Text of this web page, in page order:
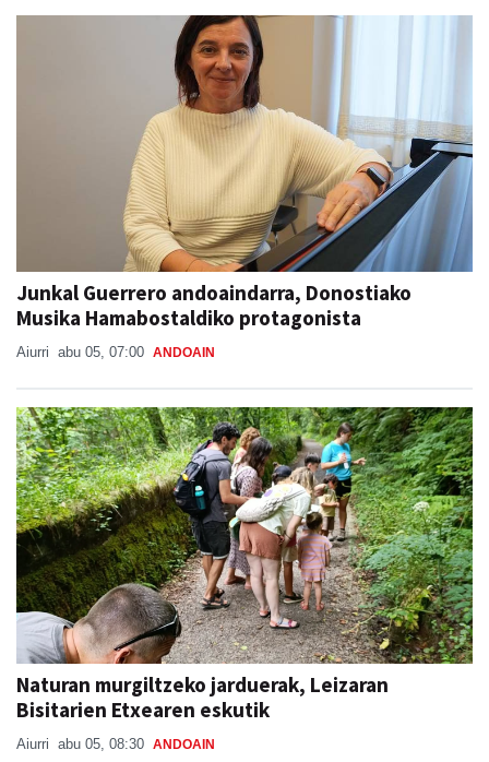
Junkal Guerrero andoaindarra, Donostiako
Musika Hamabostaldiko protagonista
Aiurri abu 05, 07:00 ANDOAIN
Naturan murgiltzeko jarduerak, Leizaran
Bisitarien Etxearen eskutik
Aiurri abu 05, 08:30 ANDOAIN